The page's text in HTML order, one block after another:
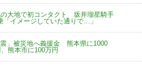
の大地で初コンタクト 坂井瑠星騎手
「イメージしていた通りで…」
」被災地へ義援金 熊本県に1000
熊本市に100万円